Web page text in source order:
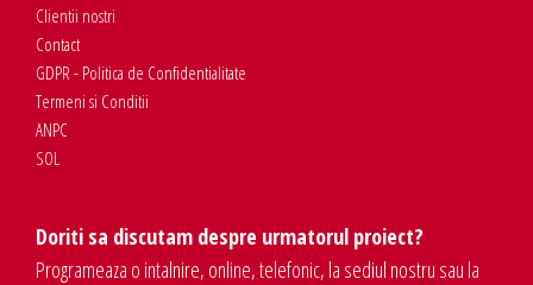
Clientii nostri
Contact
GDPR - Politica de Confidentialitate
Termeni si Conditii
ANPC
SOL
Doriti sa discutam despre urmatorul proiect?
Programeaza o intalnire, online, telefonic, la sediul nostru sau la